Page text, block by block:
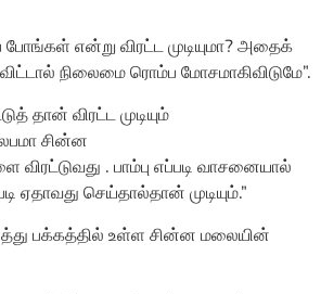
என்று விரட்ட முடியுமா? அதைக்
நிலைமை ரொம்ப மோசமாகிவிடுமே”.
தான் விரட்ட முடியும்
சின்ன
விரட்டுவது . பாம்பு எப்படி வாசனையால்
ஏதாவது செய்தால்தான் முடியும்.”
பக்கத்தில் உள்ள சின்ன மலையின்